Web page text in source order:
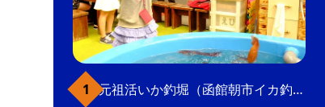
元祖活いか釣堀（函館朝市イカ釣り体験）